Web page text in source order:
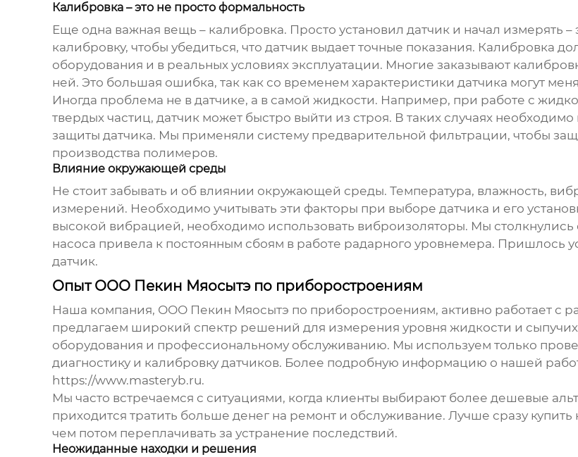
Калибровка – это не просто формальность
Еще одна важная вещь – калибровка. Просто установил датчик и начал измерять
калибровку, чтобы убедиться, что датчик выдает точные показания. Калибровка
оборудования и в реальных условиях эксплуатации. Многие заказывают
ней. Это большая ошибка, так как со временем характеристики датчика могут
Иногда проблема не в датчике, а в самой жидкости. Например, при работе с
твердых частиц, датчик может быстро выйти из строя. В таких случаях
защиты датчика. Мы применяли систему предварительной фильтрации, чтобы
производства полимеров.
Влияние окружающей среды
Не стоит забывать и об влиянии окружающей среды. Температура, влажность,
измерений. Необходимо учитывать эти факторы при выборе датчика и его
высокой вибрацией, необходимо использовать виброизоляторы. Мы
насоса привела к постоянным сбоям в работе радарного уровнемера. Пришлось
датчик.
Опыт ООО Пекин Мяосытэ по приборостроениям
Наша компания, ООО Пекин Мяосытэ по приборостроениям, активно работает с
предлагаем широкий спектр решений для измерения уровня жидкости и
оборудования и профессиональному обслуживанию. Мы используем только
диагностику и калибровку датчиков. Более подробную информацию о нашей
https://www.masteryb.ru.
Мы часто встречаемся с ситуациями, когда клиенты выбирают более дешевые
приходится тратить больше денег на ремонт и обслуживание. Лучше сразу купить
чем потом переплачивать за устранение последствий.
Неожиданные находки и решения